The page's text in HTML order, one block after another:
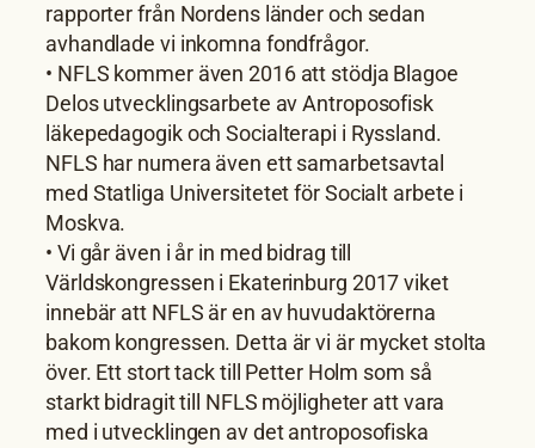
rapporter från Nordens länder och sedan
avhandlade vi inkomna fondfrågor.
• NFLS kommer även 2016 att stödja Blagoe
Delos utvecklingsarbete av Antroposofisk
läkepedagogik och Socialterapi i Ryssland.
NFLS har numera även ett samarbetsavtal
med Statliga Universitetet för Socialt arbete i
Moskva.
• Vi går även i år in med bidrag till
Världskongressen i Ekaterinburg 2017 viket
innebär att NFLS är en av huvudaktörerna
bakom kongressen. Detta är vi är mycket stolta
över. Ett stort tack till Petter Holm som så
starkt bidragit till NFLS möjligheter att vara
med i utvecklingen av det antroposofiska